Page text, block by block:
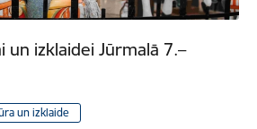
un izklaidei Jūrmalā 7.–
un izklaide